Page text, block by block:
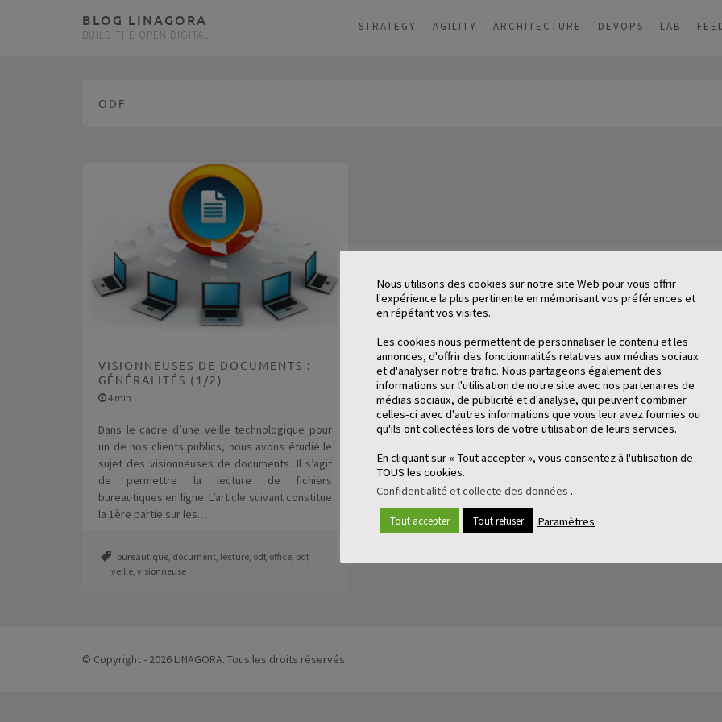
BLOG LINAGORA
BUILD THE OPEN DIGITAL
STRATEGY AGILITY ARCHITECTURE DEVOPS LAB
ODF
VISIONNEUSES DE DOCUMENTS :
GÉNÉRALITÉS (1/2)
4 min
Dans le cadre d’une veille technologique pour
un de nos clients publics, nous avons étudié le
sujet des visionneuses de documents. Il s’agit
de permettre la lecture de fichiers
bureautiques en ligne. L’article suivant constitue
la 1ère partie sur les…
bureautique document lecture odf, office pdf,
veille visionneuse
© Copyright - 2026 LINAGORA. Tous les droits réservés.
Nous utilisons des cookies sur notre site Web pour vous offrir
l'expérience la plus pertinente en mémorisant vos préférences et
en répétant vos visites.
Les cookies nous permettent de personnaliser le contenu et les
annonces, d'offrir des fonctionnalités relatives aux médias sociaux
et d'analyser notre trafic. Nous partageons également des
informations sur l'utilisation de notre site avec nos partenaires de
médias sociaux, de publicité et d'analyse, qui peuvent combiner
celles-ci avec d'autres informations que vous leur avez fournies ou
qu'ils ont collectées lors de votre utilisation de leurs services.
En cliquant sur « Tout accepter », vous consentez à l'utilisation de
TOUS les cookies.
Confidentialité et collecte des données .
Tout accepter Tout refuser Paramètres